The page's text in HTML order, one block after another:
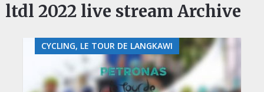
ltdl 2022 live stream Archive
CYCLING, LE TOUR DE LANGKAWI